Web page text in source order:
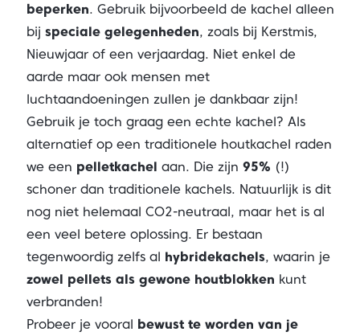
beperken. Gebruik bijvoorbeeld de kachel alleen
bij speciale gelegenheden, zoals bij Kerstmis,
Nieuwjaar of een verjaardag. Niet enkel de
aarde maar ook mensen met
luchtaandoeningen zullen je dankbaar zijn!
Gebruik je toch graag een echte kachel? Als
alternatief op een traditionele houtkachel raden
we een pelletkachel aan. Die zijn 95% (!)
schoner dan traditionele kachels. Natuurlijk is dit
nog niet helemaal CO2-neutraal, maar het is al
een veel betere oplossing. Er bestaan
tegenwoordig zelfs al hybridekachels, waarin je
zowel pellets als gewone houtblokken kunt
verbranden!
Probeer je vooral bewust te worden van je